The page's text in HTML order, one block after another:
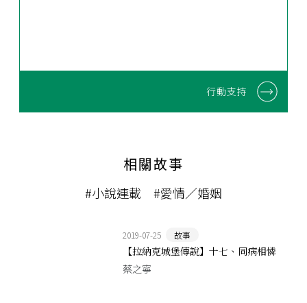
行動支持
相關故事
#小說連載 #愛情／婚姻
2019-07-25 故事
【拉納克城堡傳說】十七、同病相憐
蔡之寧